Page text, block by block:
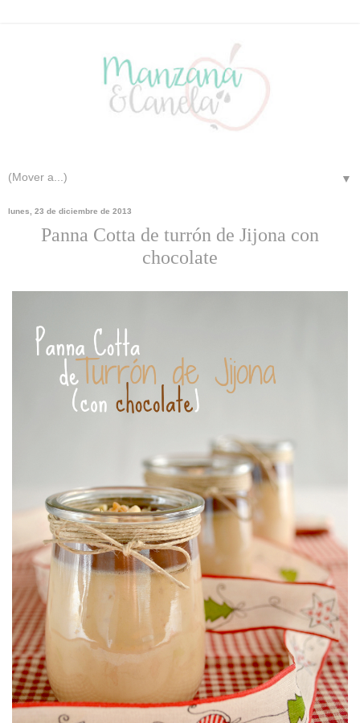
▼
lunes, 23 de diciembre de 2013
Panna Cotta de turrón de Jijona con
chocolate